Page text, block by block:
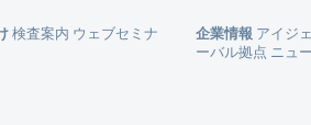
検査案内 ウェブセミナ
企業情報 アイジ
ーバル拠点 ニュ